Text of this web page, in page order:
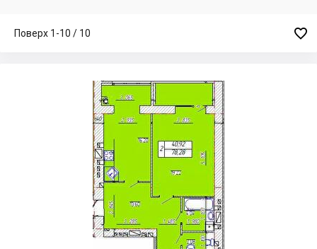
Поверх 1-10 / 10 